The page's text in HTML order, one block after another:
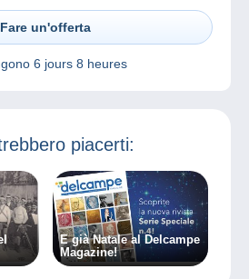
Fare un'offerta
6 jours 8 heures
piacerti:
È già Natale al Delcampe
Magazine!